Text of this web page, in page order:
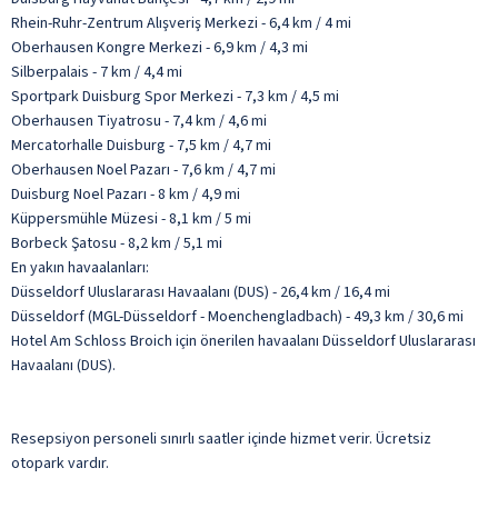
Rhein-Ruhr-Zentrum Alışveriş Merkezi - 6,4 km / 4 mi
Oberhausen Kongre Merkezi - 6,9 km / 4,3 mi
Silberpalais - 7 km / 4,4 mi
Sportpark Duisburg Spor Merkezi - 7,3 km / 4,5 mi
Oberhausen Tiyatrosu - 7,4 km / 4,6 mi
Mercatorhalle Duisburg - 7,5 km / 4,7 mi
Oberhausen Noel Pazarı - 7,6 km / 4,7 mi
Duisburg Noel Pazarı - 8 km / 4,9 mi
Küppersmühle Müzesi - 8,1 km / 5 mi
Borbeck Şatosu - 8,2 km / 5,1 mi
En yakın havaalanları:
Düsseldorf Uluslararası Havaalanı (DUS) - 26,4 km / 16,4 mi
Düsseldorf (MGL-Düsseldorf - Moenchengladbach) - 49,3 km / 30,6 mi
Hotel Am Schloss Broich için önerilen havaalanı Düsseldorf Uluslararası
Havaalanı (DUS).
Resepsiyon personeli sınırlı saatler içinde hizmet verir. Ücretsiz
otopark vardır.